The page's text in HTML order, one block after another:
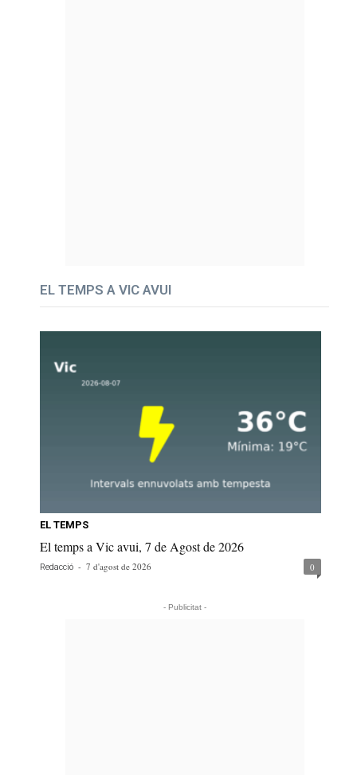
EL TEMPS A VIC AVUI
EL TEMPS
El temps a Vic avui, 7 de Agost de 2026
Redacció - 7 d'agost de 2026 0
- Publicitat -